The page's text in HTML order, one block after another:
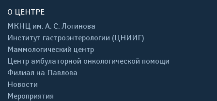
О ЦЕНТРЕ
МКНЦ им. А. С. Логинова
Институт гастроэнтерологии (ЦНИИГ)
Маммологический центр
Центр амбулаторной онкологической помощи
Филиал на Павлова
Новости
Мероприятия